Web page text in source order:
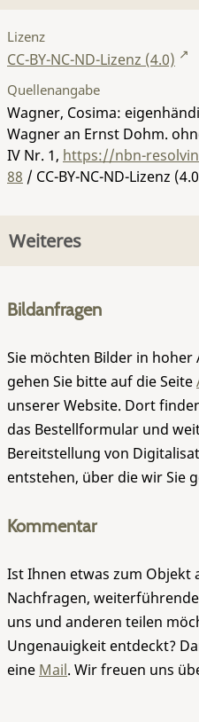
Lizenz
CC-BY-NC-ND-Lizenz (4.0)
Quellenangabe
Wagner, Cosima:
Wagner an Ernst Dohm.
IV Nr. 1, https://nbn-
88 / CC-BY-NC-ND-Lizenz
Weiteres
Bildanfragen
Sie möchten Bilder in
gehen Sie bitte auf die Seite
unserer Website. Dort
das Bestellformular und
Bereitstellung von
entstehen, über die wir Sie
Kommentar
Ist Ihnen etwas zum Objekt
Nachfragen,
uns und anderen teilen
Ungenauigkeit entdeckt?
eine Mail. Wir freuen uns